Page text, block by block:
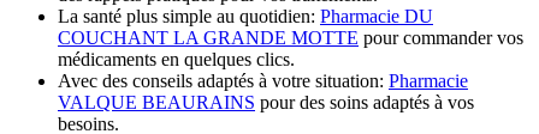
La santé plus simple au quotidien: Pharmacie DU
COUCHANT LA GRANDE MOTTE pour commander vos
médicaments en quelques clics.
Avec des conseils adaptés à votre situation: Pharmacie
VALQUE BEAURAINS pour des soins adaptés à vos
besoins.